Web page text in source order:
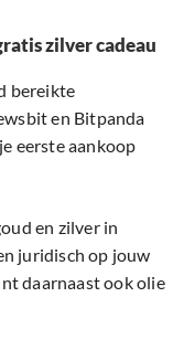
zilver cadeau
bereikte
en Bitpanda
eerste aankoop
en zilver in
juridisch op jouw
daarnaast ook olie